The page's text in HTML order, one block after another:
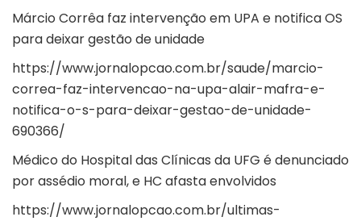
Márcio Corrêa faz intervenção em UPA e notifica OS
para deixar gestão de unidade
https://www.jornalopcao.com.br/saude/marcio-
correa-faz-intervencao-na-upa-alair-mafra-e-
notifica-o-s-para-deixar-gestao-de-unidade-
690366/
Médico do Hospital das Clínicas da UFG é denunciado
por assédio moral, e HC afasta envolvidos
https://www.jornalopcao.com.br/ultimas-